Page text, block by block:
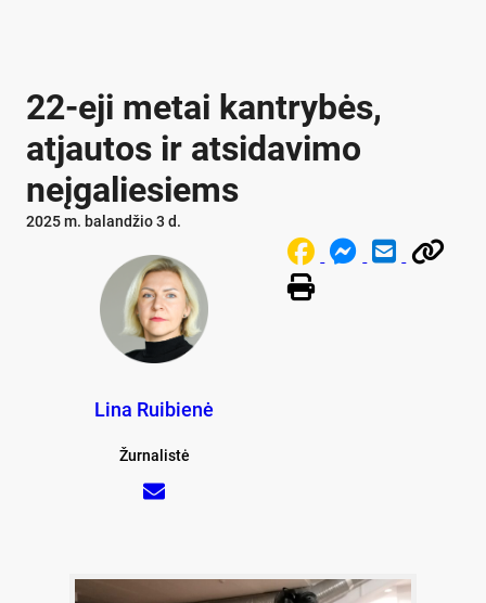
22-eji metai kantrybės,
atjautos ir atsidavimo
neįgaliesiems
2025 m. balandžio 3 d.
Lina Ruibienė
Žurnalistė